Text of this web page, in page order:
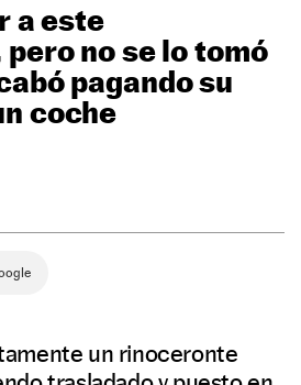
a este
no se lo tomó
pagando su
coche
un rinoceronte